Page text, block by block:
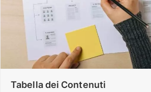
Tabella dei Contenuti